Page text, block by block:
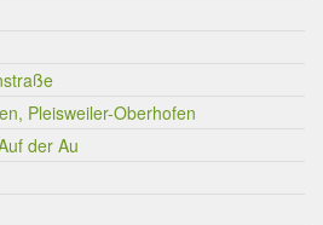
Pleisweiler-Oberhofen
der Au